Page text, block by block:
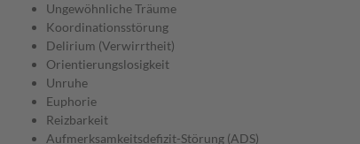
Ungewöhnliche Träume
Koordinationsstörung
Delirium (Verwirrtheit)
Orientierungslosigkeit
Unruhe
Euphorie
Reizbarkeit
Aufmerksamkeitsdefizit-Störung (ADS)